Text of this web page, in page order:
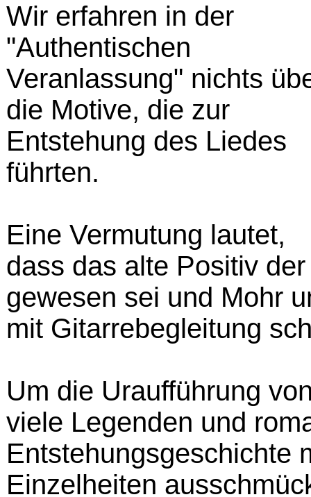
Wir erfahren in der
"Authentischen
Veranlassung" nichts
die Motive, die zur
Entstehung des Liedes
führten.
Eine Vermutung lautet,
dass das alte Positiv
gewesen sei und Mohr
mit Gitarrebegleitung
Um die Uraufführung
viele Legenden und
Entstehungsgeschichte
Einzelheiten